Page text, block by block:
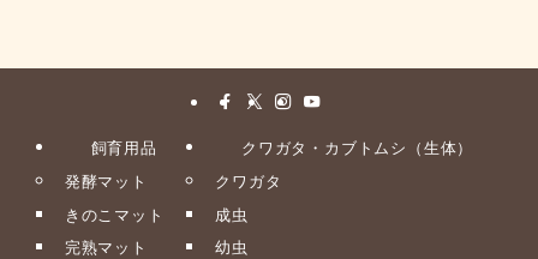
飼育用品
発酵マット
きのこマット
完熟マット
クワガタ・カブトムシ（生体）
クワガタ
成虫
幼虫